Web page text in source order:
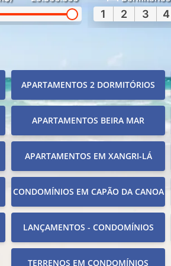
1 2 3 4
APARTAMENTOS 2 DORMITÓRIOS
APARTAMENTOS BEIRA MAR
APARTAMENTOS EM XANGRI-LÁ
CONDOMÍNIOS EM CAPÃO DA CANOA
LANÇAMENTOS - CONDOMÍNIOS
TERRENOS EM CONDOMÍNIOS